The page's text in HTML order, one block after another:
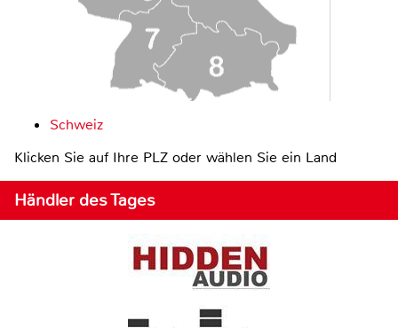
Schweiz
Klicken Sie auf Ihre PLZ oder wählen Sie ein Land
Händler des Tages